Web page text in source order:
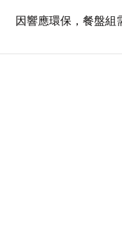
因響應環保，餐盤組